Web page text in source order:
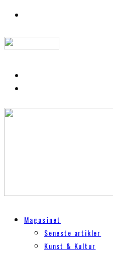
Magasinet
Seneste artikler
Kunst & Kultur